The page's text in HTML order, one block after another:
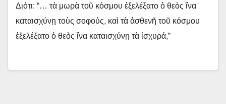
Διότι: “… τὰ μωρὰ τοῦ κόσμου ἐξελέξατο ὁ θεὸς ἵνα
καταισχύνῃ τοὺς σοφούς, καὶ τὰ ἀσθενῆ τοῦ κόσμου
ἐξελέξατο ὁ θεὸς ἵνα καταισχύνῃ τὰ ἰσχυρά,”